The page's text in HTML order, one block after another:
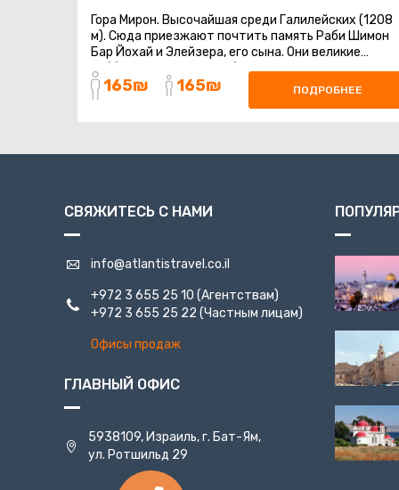
Гора Мирон. Высочайшая среди Галилейских (1208
м). Сюда приезжают почтить память Раби Шимон
Бар Йохай и Элейзера, его сына. Они великие
каббалисты и создали базу этого учения ...
165₪ 165₪ ПОДРОБНЕЕ
СВЯЖИТЕСЬ С НАМИ
info@atlantistravel.co.il
+972 3 655 25 10 (Агентствам)
+972 3 655 25 22 (Частным лицам)
Офисы продаж
ГЛАВНЫЙ ОФИС
5938109, Израиль, г. Бат-Ям,
ул. Ротшильд 29